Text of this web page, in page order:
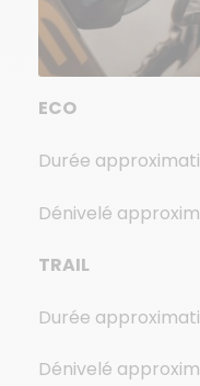
ECO
Durée
Dénivelé
TRAIL
Durée
Dénivelé